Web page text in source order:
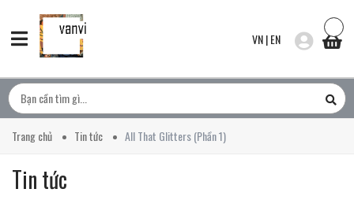
VN|EN
Trang chủ Tin tức All That Glitters (Phần 1)
Tin tức